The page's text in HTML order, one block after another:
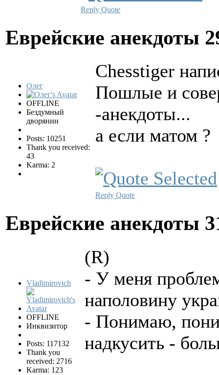
Reply Quote
Еврейские анекдоты
Олег
OFFLINE
Бездумный
дворянин
Posts: 10251
Thank you received:
43
Karma: 2
Chesstiger
Пошлые и
-анекдоты...
а если матом ?
Reply Quote
Еврейские анекдоты
Vladimirovich
OFFLINE
Инквизитор
Posts: 117132
Thank you
received: 2716
Karma: 123
(R)
- У меня
наполовину
- Понимаю,
надкусить -